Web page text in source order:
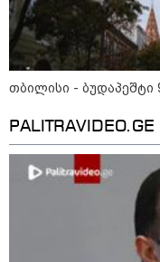
თბილისი - ბუდაპეშტი
PALITRAVIDEO.GE